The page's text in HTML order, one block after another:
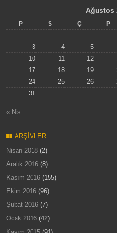
Ağustos
P S Ç P
3
4 5
10
11 12
17
18 19
24
25 26
31
« Nis
ARŞIVLER
Nisan 2018 (2)
Aralık 2016 (8)
Kasım 2016 (155)
Ekim 2016 (96)
Şubat 2016 (7)
Ocak 2016 (42)